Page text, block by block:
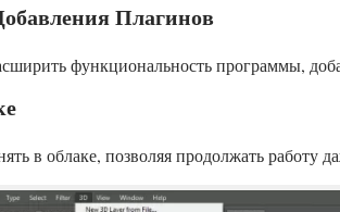
Плагинов
функциональность программы,
в облаке, позволяя продолжать работу